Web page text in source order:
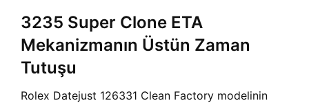
3235 Super Clone ETA
Mekanizmanın Üstün Zaman
Tutuşu
Rolex Datejust 126331 Clean Factory modelinin